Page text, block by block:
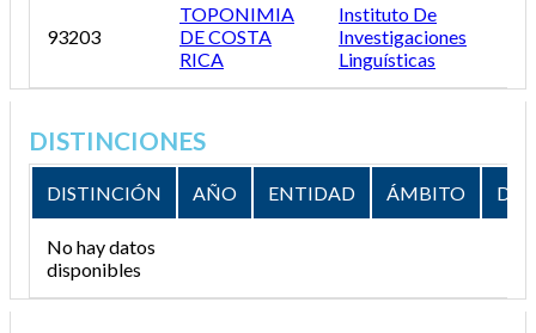
93203
TOPONIMIA
DE COSTA
RICA
Instituto De
Investigaciones
Linguísticas
DISTINCIONES
DISTINCIÓN AÑO ENTIDAD ÁMBITO
No hay datos
disponibles